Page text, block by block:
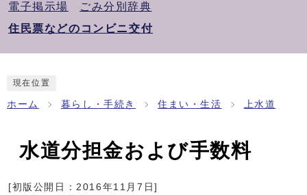
電子掲示場
ごみ分別辞典
住民票などのコンビニ交付
現在位置
ホーム 暮らし・手続き 住まい・生活 上水道
水道分担金および手数料
[初版公開日：2016年11月7日]